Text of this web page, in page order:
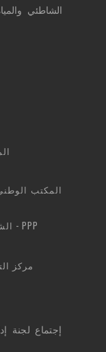
tab
الشراكة بين القطاعين العام والخاص - PPP
مركز
tab
إجتماع لجنة